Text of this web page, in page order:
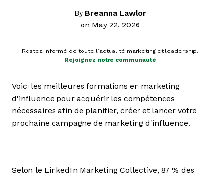
By Breanna Lawlor
on May 22, 2026
Restez informé de toute l’actualité marketing et leadership.
Rejoignez notre communauté
Voici les meilleures formations en marketing
d'influence pour acquérir les compétences
nécessaires afin de planifier, créer et lancer votre
prochaine campagne de marketing d'influence.
Selon le LinkedIn Marketing Collective, 87 % des